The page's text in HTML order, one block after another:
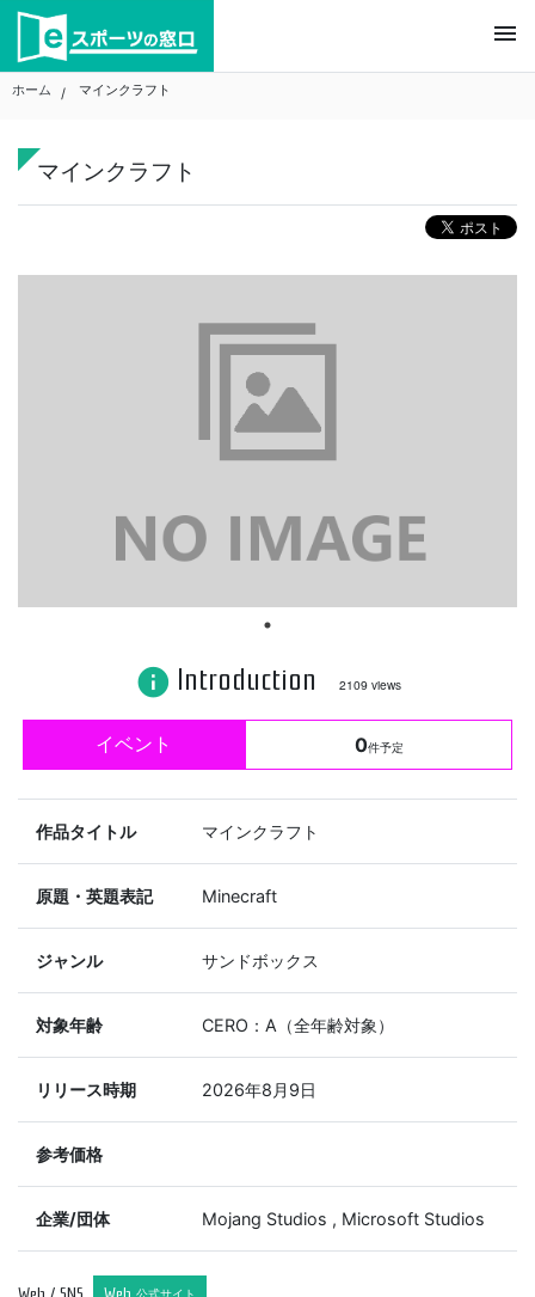
Skip
content
menu
ホーム マインクラフト
マインクラフト
info Introduction 2109 views
イベント 0件予定
作品タイトル マインクラフト
原題・英題表記 Minecraft
ジャンル サンドボックス
対象年齢 CERO：A（全年齢対象）
リリース時期 2026年8月9日
参考価格
企業/団体 Mojang Studios , Microsoft Studios
公式サイト